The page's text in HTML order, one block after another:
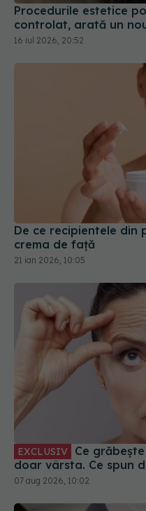
De ce recipientele din
crema de față
EXCLUSIV
doar vârsta. Ce spun
07 aug 2026, 10:02